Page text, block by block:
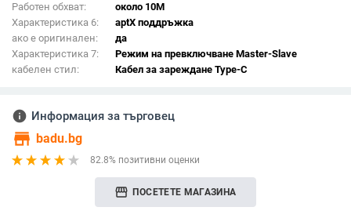
Работен обхват:
около 10М
Характеристика 6:
aptX поддръжка
ако е оригинален:
да
Характеристика 7:
Режим на превключване Master-Slave
кабелен стил:
Кабел за зареждане Type-C
info Информация за търговец
store badu.bg
82.8% позитивни оценки
storefront ПОСЕТЕТЕ МАГАЗИНА